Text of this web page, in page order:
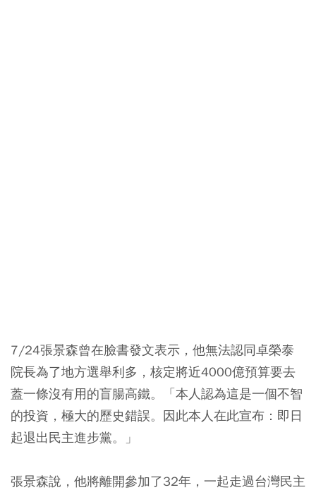
7/24張景森曾在臉書發文表示，他無法認同卓榮泰
院長為了地方選舉利多，核定將近4000億預算要去
蓋一條沒有用的盲腸高鐵。「本人認為這是一個不智
的投資，極大的歷史錯誤。因此本人在此宣布：即日
起退出民主進步黨。」
張景森說，他將離開參加了32年，一起走過台灣民主